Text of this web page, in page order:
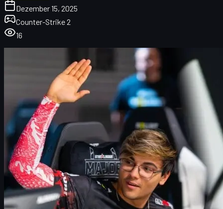
Dezember 15, 2025
Counter-Strike 2
16
Vitality vs. FaZe beim Budapest Major 2025:
Stream: Vitality vs. FaZe im Live-Stream & Replay
Maps, Score & Matchdetails des Grand Finals
Map 1 – Nuke: FaZe setzt das erste Ausrufezeichen
Map 2 – Dust II: Vitality schaltet in den ZywOo-Modus
Map 3 – Inferno: Die Schlüsselmap des Finals
Map 4 – Overpass: Vitality demontiert FaZe
Historischer Kontext: Vitality und FaZe im CS2-
Zeitalter
Team Vitality: Der Weg zum zweiten CS2-Major in
Folge
FaZe Clan: Vom Außenseiter zum Grand-Finalisten
CS2 & CS:GO Skins sicher handeln – So nutzt du
uuskins.com
Ausblick: CS2-Season 2026 nach dem Budapest
Major